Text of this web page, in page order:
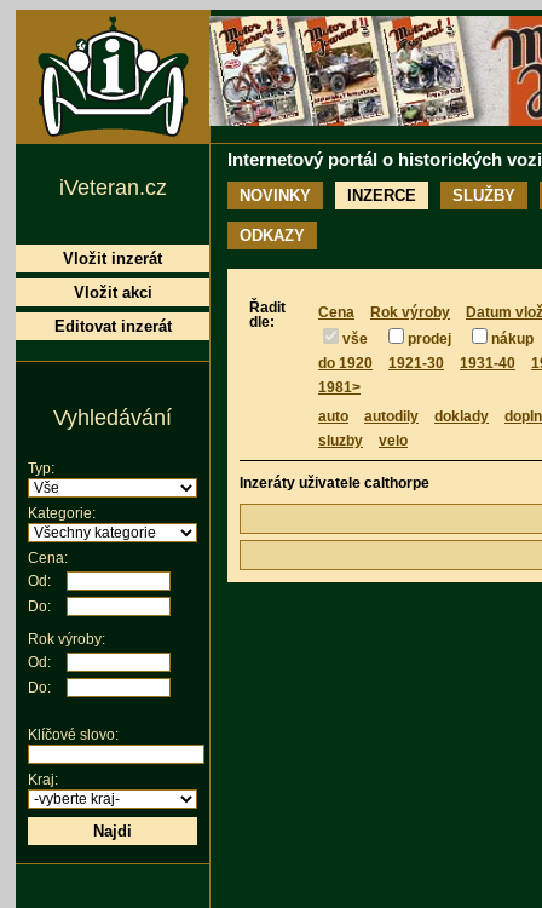
Internetový portál o historických
NOVINKY INZERCE SLUŽBY
ODKAZY
Řadit
dle:
Cena Rok výroby
Datum
vše
prodej
nákup
do 1920
1921-30 1931-40
1981>
auto
autodily doklady
sluzby
velo
Inzeráty uživatele calthorpe
iVeteran.cz
Vložit inzerát
Vložit akci
Editovat inzerát
Vyhledávání
Typ:
Kategorie:
Cena:
Od:
Do:
Rok výroby:
Od:
Do:
Klíčové slovo:
Kraj:
Najdi